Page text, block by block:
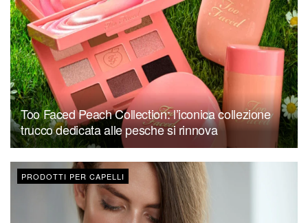
Too Faced Peach Collection: l’iconica collezione
trucco dedicata alle pesche si rinnova
PRODOTTI PER CAPELLI